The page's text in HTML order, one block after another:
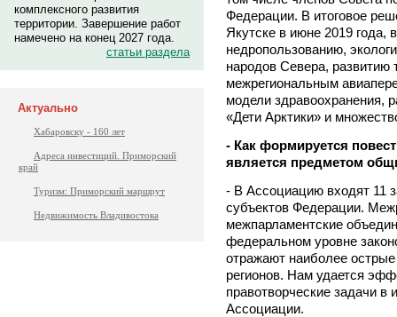
комплексного развития
территории. Завершение работ
намечено на конец 2027 года.
статьи раздела
Актуально
Хабаровску - 160 лет
Адреса инвестиций. Приморский
край
Туризм: Приморский маршрут
Недвижимость Владивостока
Федерации. В итоговое
Якутске в июне 2019
недропользованию,
народов Севера, развитию
межрегиональным
модели здравоохранения,
«Дети Арктики» и
- Как формируется
является предметом
- В Ассоциацию входят 11
субъектов Федерации.
межпарламентские
федеральном уровне
отражают наиболее
регионов. Нам удается
правотворческие задачи в
Ассоциации.